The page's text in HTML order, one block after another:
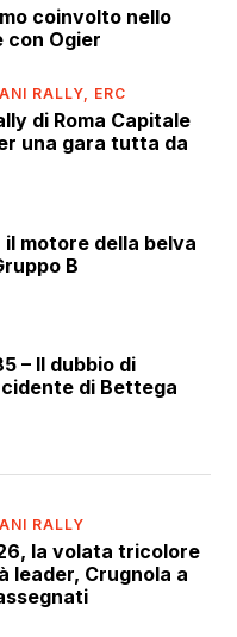
coinvolto nello
Ogier
RALLY, ERC
di Roma Capitale
una gara tutta da
il motore della belva
B
– Il dubbio di
di Bettega
RALLY
la volata tricolore
leader, Crugnola a